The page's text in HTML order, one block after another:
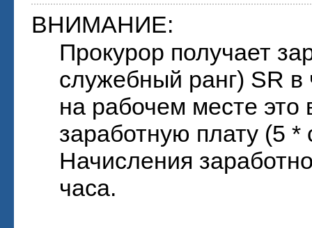
ВНИМАНИЕ:
Прокурор получает
служебный ранг) SR в
на рабочем месте
заработную плату (5
Начисления
часа.